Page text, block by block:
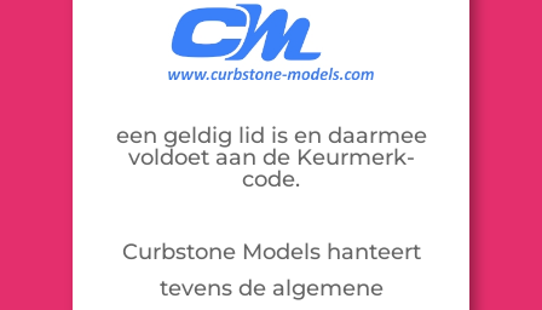
een geldig lid is en daarmee
voldoet aan de Keurmerk-
code.
Curbstone Models hanteert
tevens de algemene